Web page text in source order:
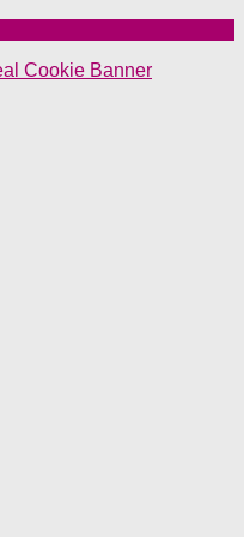
Cookie Banner